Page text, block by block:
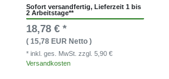
Sofort versandfertig, Lieferzeit 1 bis
2 Arbeitstage**
18,78 € *
( 15,78 EUR Netto )
* inkl. ges. MwSt.zzgl. 5,90 €
Versandkosten